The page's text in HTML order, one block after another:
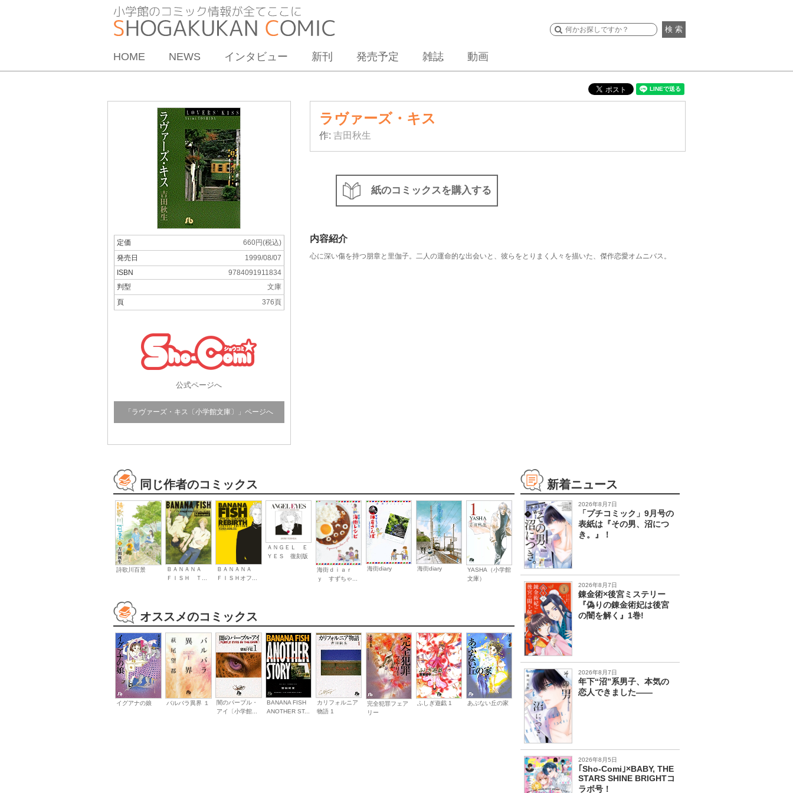
検 索
HOME NEWS インタビュー 新刊 発売予定 雑誌 動画
ラヴァーズ・キス
作: 吉田秋生
定価
660円(税込)
発売日
1999/08/07
ISBN
9784091911834
判型
文庫
頁
376頁
公式ページへ
「ラヴァーズ・キス〔小学館文庫〕」ページへ
紙のコミックスを購入する
内容紹介
心に深い傷を持つ朋章と里伽子。二人の運命的な出会いと、彼らをとりまく人々を描いた、傑作恋愛オムニバス。
同じ作者のコミックス
詩歌川百景
ＢＡＮＡＮＡ
ＦＩＳＨ Ｔ...
ＢＡＮＡＮＡ
ＦＩＳＨオフ...
ＡＮＧＥＬ Ｅ
ＹＥＳ 復刻版
海街ｄｉａｒ
ｙ すずちゃ...
海街diary 海街diary
YASHA（小学館
文庫）
オススメのコミックス
イグアナの娘 バルバラ異界 １
闇のパープル・
アイ〔小学館...
BANANA FISH
ANOTHER ST...
カリフォルニア
物語 1
完全犯罪フェア
リー
ふしぎ遊戯 1 あぶない丘の家
新着ニュース
2026年8月7日
「プチコミック」9月号の
表紙は『その男、沼につ
き。』！
2026年8月7日
錬金術×後宮ミステリー
『偽りの錬金術妃は後宮
の闇を解く』1巻!
2026年8月7日
年下“沼”系男子、本気の
恋人できました――
2026年8月5日
｢Sho-Comi｣×BABY, THE
STARS SHINE BRIGHTコ
ラボ号！